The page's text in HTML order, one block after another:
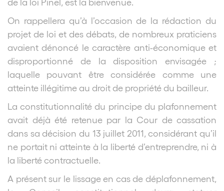
On rappellera qu’à l’occasion de la rédaction du
projet de loi et des débats, de nombreux praticiens
avaient dénoncé le caractère anti-économique et
disproportionné de la disposition envisagée ;
laquelle pouvant être considérée comme une
atteinte illégitime au droit de propriété du bailleur.
La constitutionnalité du principe du plafonnement
avait déjà été retenue par la Cour de cassation
dans sa décision du 13 juillet 2011, considérant qu’il
ne portait ni atteinte à la liberté d’entreprendre, ni à
la liberté contractuelle.
A présent sur le lissage en cas de déplafonnement,